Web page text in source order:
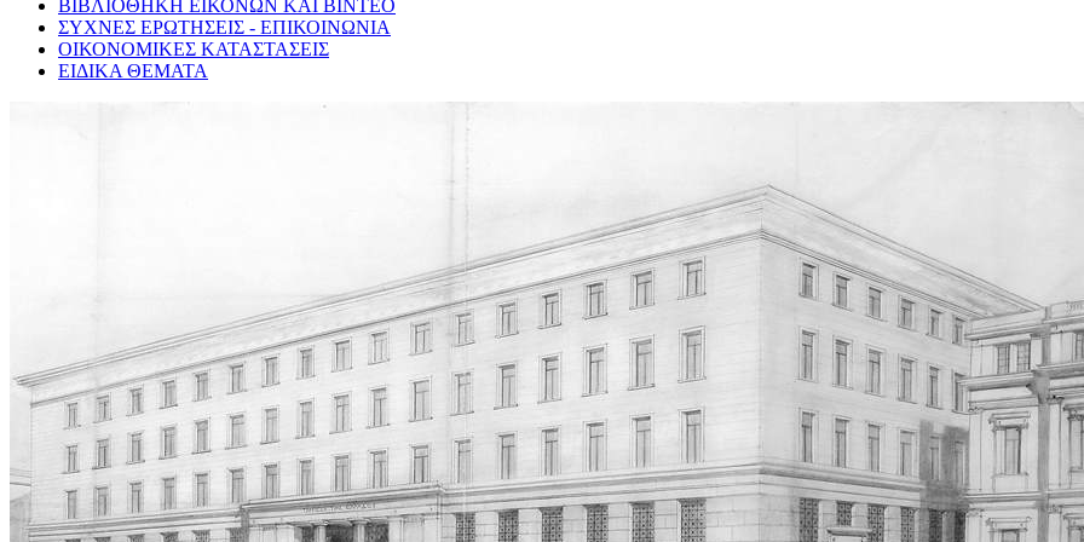
ΒΙΒΛΙΟΘΗΚΗ ΕΙΚΟΝΩΝ ΚΑΙ ΒΙΝΤΕΟ
ΣΥΧΝΕΣ ΕΡΩΤΗΣΕΙΣ - ΕΠΙΚΟΙΝΩΝΙΑ
ΟΙΚΟΝΟΜΙΚΕΣ ΚΑΤΑΣΤΑΣΕΙΣ
ΕΙΔΙΚΑ ΘΕΜΑΤΑ